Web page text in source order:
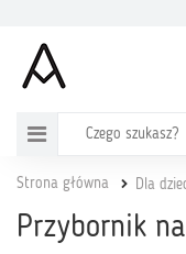
Strona główna Dla
Przybornik